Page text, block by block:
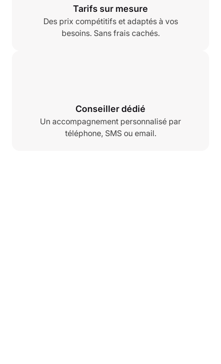
Tarifs sur mesure
Des prix compétitifs et adaptés à vos
besoins. Sans frais cachés.
Conseiller dédié
Un accompagnement personnalisé par
téléphone, SMS ou email.